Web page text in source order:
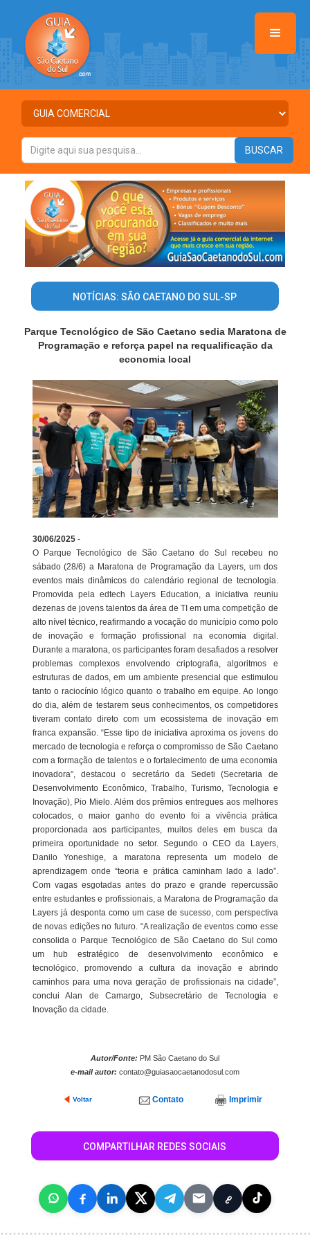
NOTÍCIAS: SÃO CAETANO DO SUL-SP
Parque Tecnológico de São Caetano sedia Maratona de
Programação e reforça papel na requalificação da
economia local
30/06/2025 -
O Parque Tecnológico de São Caetano do Sul recebeu no
sábado (28/6) a Maratona de Programação da Layers, um dos
eventos mais dinâmicos do calendário regional de tecnologia.
Promovida pela edtech Layers Education, a iniciativa reuniu
dezenas de jovens talentos da área de TI em uma competição de
alto nível técnico, reafirmando a vocação do município como polo
de inovação e formação profissional na economia digital.
Durante a maratona, os participantes foram desafiados a resolver
problemas complexos envolvendo criptografia, algoritmos e
estruturas de dados, em um ambiente presencial que estimulou
tanto o raciocínio lógico quanto o trabalho em equipe. Ao longo
do dia, além de testarem seus conhecimentos, os competidores
tiveram contato direto com um ecossistema de inovação em
franca expansão. “Esse tipo de iniciativa aproxima os jovens do
mercado de tecnologia e reforça o compromisso de São Caetano
com a formação de talentos e o fortalecimento de uma economia
inovadora”, destacou o secretário da Sedeti (Secretaria de
Desenvolvimento Econômico, Trabalho, Turismo, Tecnologia e
Inovação), Pio Mielo. Além dos prêmios entregues aos melhores
colocados, o maior ganho do evento foi a vivência prática
proporcionada aos participantes, muitos deles em busca da
primeira oportunidade no setor. Segundo o CEO da Layers,
Danilo Yoneshige, a maratona representa um modelo de
aprendizagem onde “teoria e prática caminham lado a lado”.
Com vagas esgotadas antes do prazo e grande repercussão
entre estudantes e profissionais, a Maratona de Programação da
Layers já desponta como um case de sucesso, com perspectiva
de novas edições no futuro. “A realização de eventos como esse
consolida o Parque Tecnológico de São Caetano do Sul como
um hub estratégico de desenvolvimento econômico e
tecnológico, promovendo a cultura da inovação e abrindo
caminhos para uma nova geração de profissionais na cidade”,
conclui Alan de Camargo, Subsecretário de Tecnologia e
Inovação da cidade.
Autor/Fonte: PM São Caetano do Sul
e-mail autor: contato@guiasaocaetanodosul.com
Voltar Contato Imprimir
COMPARTILHAR REDES SOCIAIS